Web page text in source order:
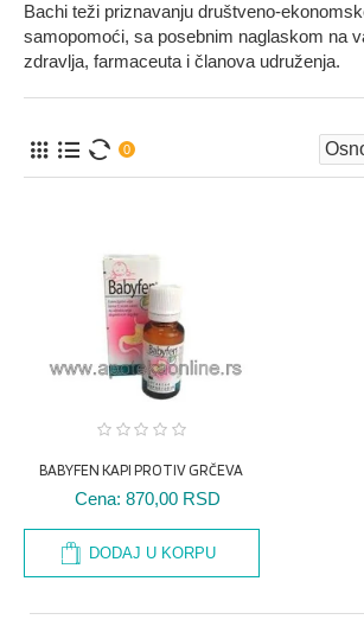
Bachi teži priznavanju društveno-
samopomoći, sa posebnim naglaskom na
zdravlja, farmaceuta i članova udruženja.
0
BABYFEN KAPI PROTIV GRČEVA
Cena: 870,00 RSD
DODAJ U KORPU